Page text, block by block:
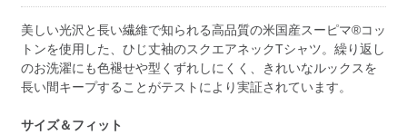
美しい光沢と長い繊維で知られる高品質の米国産スーピマ®コッ
トンを使用した、ひじ丈袖のスクエアネックTシャツ。繰り返し
のお洗濯にも色褪せや型くずれしにくく、きれいなルックスを
長い間キープすることがテストにより実証されています。
サイズ＆フィット